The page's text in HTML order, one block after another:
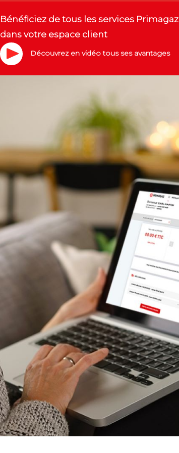
Bénéficiez de tous les services Primagaz
dans votre espace client
Découvrez en vidéo tous ses avantages